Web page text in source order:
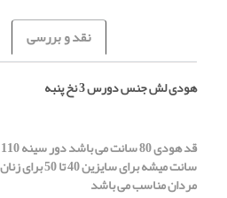
نقد و بررسی
هودی لش جنس دورس 3 نخ پنبه
مردان مناسب می باشد